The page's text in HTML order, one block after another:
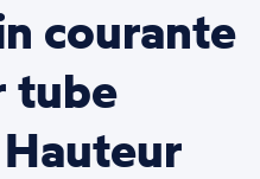
courante
tube